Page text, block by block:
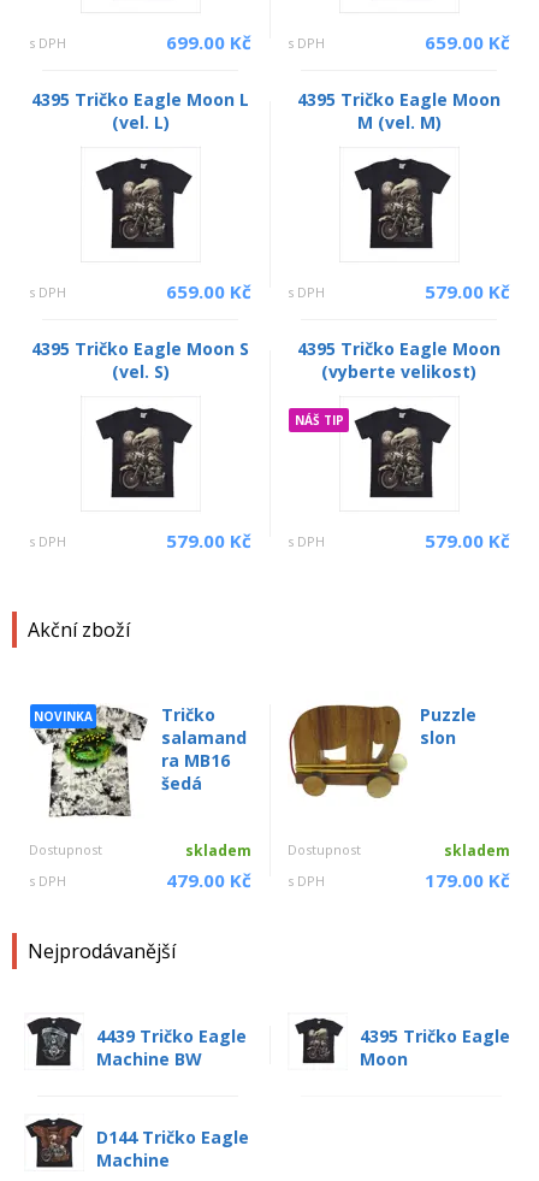
Akční zboží
NOVINKA
Tričko
salamand
ra MB16
šedá
Dostupnost skladem
s DPH 479.00 Kč
Puzzle
slon
Dostupnost skladem
s DPH 179.00 Kč
Nejprodávanější
4439 Tričko Eagle
Machine BW
4395 Tričko Eagle
Moon
D144 Tričko Eagle
Machine
s DPH 699.00 Kč s DPH 659.00 Kč
4395 Tričko Eagle Moon L
(vel. L)
s DPH 659.00 Kč
4395 Tričko Eagle Moon
M (vel. M)
s DPH 579.00 Kč
4395 Tričko Eagle Moon S
(vel. S)
s DPH 579.00 Kč
4395 Tričko Eagle Moon
(vyberte velikost)
NÁŠ TIP
s DPH 579.00 Kč